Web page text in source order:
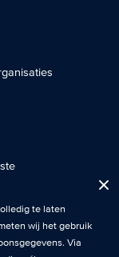
wij het gebruik van
te laten
wij het gebruik
Via